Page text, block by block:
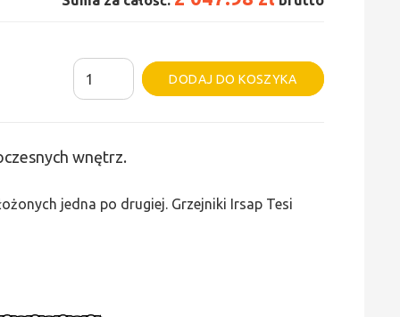
ilość
Grzejnik
DODAJ DO KOSZYKA
Alternative:
wnętrz.
jedna po drugiej. Grzejniki Irsap Tesi